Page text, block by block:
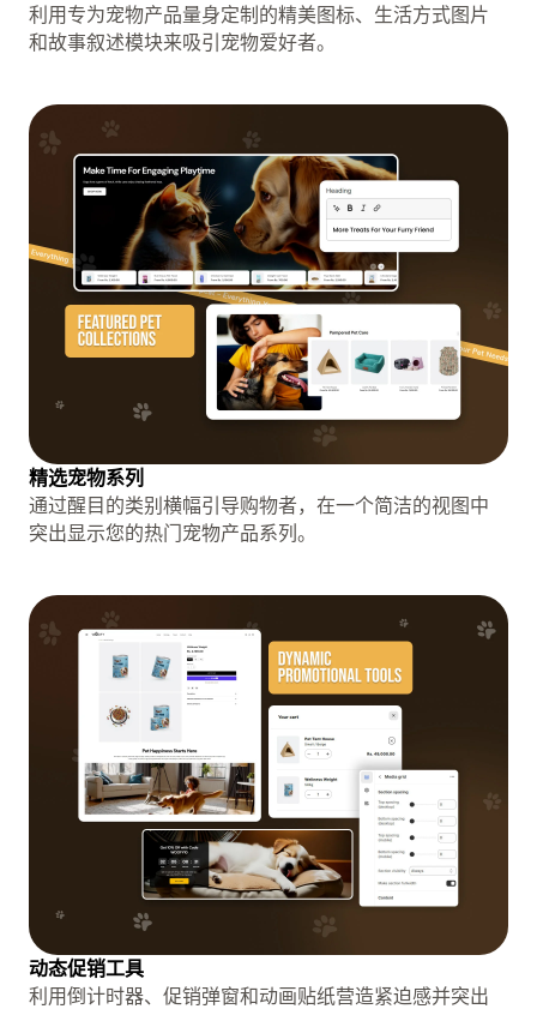
利用专为宠物产品量身定制的精美图标、生活方式图片
和故事叙述模块来吸引宠物爱好者。
精选宠物系列
通过醒目的类别横幅引导购物者，在一个简洁的视图中
突出显示您的热门宠物产品系列。
动态促销工具
利用倒计时器、促销弹窗和动画贴纸营造紧迫感并突出